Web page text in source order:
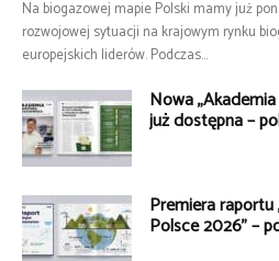
Na biogazowej mapie Polski mamy już
rozwojowej sytuacji na krajowym rynku
europejskich liderów. Podczas...
Nowa
już dostępna –
Premiera
Polsce 2026” –